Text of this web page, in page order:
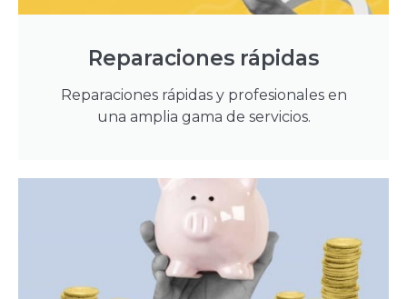
Reparaciones rápidas
Reparaciones rápidas y profesionales en
una amplia gama de servicios.